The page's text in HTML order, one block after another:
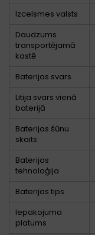
Izcelsmes valsts
Daudzums
transportējamā
kastē
Baterijas svars
Litija svars vienā
baterijā
Baterijas šūnu
skaits
Baterijas
tehnoloģija
Baterijas tips
Iepakojuma
platums